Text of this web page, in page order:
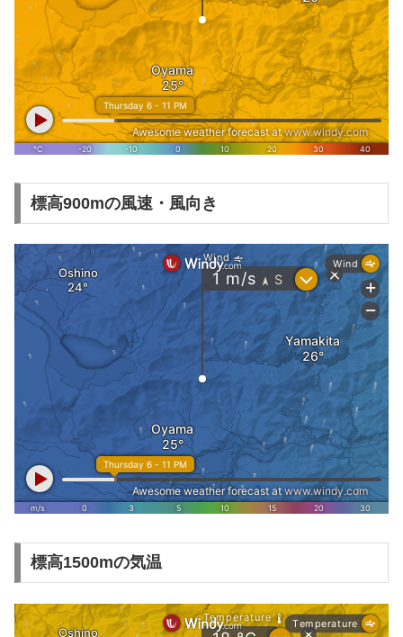
標高900mの風速・風向き
標高1500mの気温